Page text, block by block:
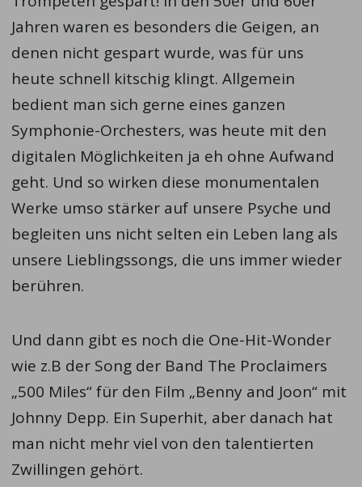
Jahren waren es besonders die Geigen, an
denen nicht gespart wurde, was für uns
heute schnell kitschig klingt. Allgemein
bedient man sich gerne eines ganzen
Symphonie-Orchesters, was heute mit den
digitalen Möglichkeiten ja eh ohne Aufwand
geht. Und so wirken diese monumentalen
Werke umso stärker auf unsere Psyche und
begleiten uns nicht selten ein Leben lang als
unsere Lieblingssongs, die uns immer wieder
berühren.
Und dann gibt es noch die One-Hit-Wonder
wie z.B der Song der Band The Proclaimers
„500 Miles“ für den Film „Benny and Joon“ mit
Johnny Depp. Ein Superhit, aber danach hat
man nicht mehr viel von den talentierten
Zwillingen gehört.